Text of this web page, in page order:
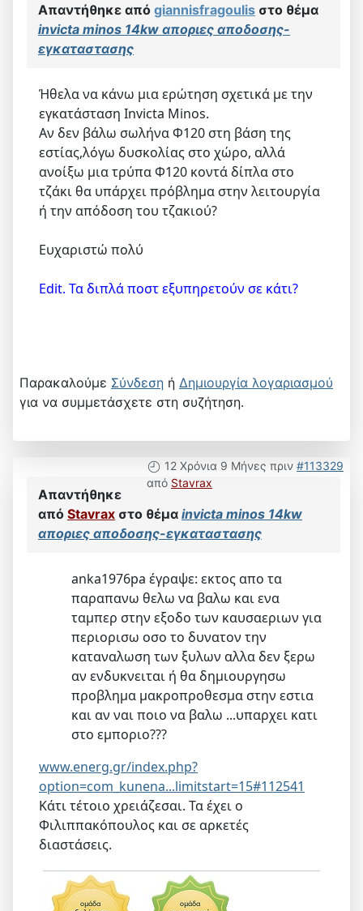
Απαντήθηκε από giannisfragoulis στο θέμα
invicta minos 14kw αποριες αποδοσης-
εγκαταστασης
Ήθελα να κάνω μια ερώτηση σχετικά με την
εγκατάσταση Ιnvicta Minos.
Αν δεν βάλω σωλήνα Φ120 στη βάση της
εστίας,λόγω δυσκολίας στο χώρο, αλλά
ανοίξω μια τρύπα Φ120 κοντά δίπλα στο
τζάκι θα υπάρχει πρόβλημα στην λειτουργία
ή την απόδοση του τζακιού?
Ευχαριστώ πολύ
Edit. Τα διπλά ποστ εξυπηρετούν σε κάτι?
Παρακαλούμε Σύνδεση ή Δημιουργία λογαριασμού
για να συμμετάσχετε στη συζήτηση.
12 Χρόνια 9 Μήνες πριν #113329
από Stavrax
Απαντήθηκε
από Stavrax στο θέμα invicta minos 14kw
αποριες αποδοσης-εγκαταστασης
anka1976pa έγραψε: εκτος απο τα
παραπανω θελω να βαλω και ενα
ταμπερ στην εξοδο των καυσαεριων για
περιορισω οσο το δυνατον την
καταναλωση των ξυλων αλλα δεν ξερω
αν ενδυκνειται ή θα δημιουργησω
προβλημα μακροπροθεσμα στην εστια
και αν ναι ποιο να βαλω ...υπαρχει κατι
στο εμποριο???
www.energ.gr/index.php?
option=com_kunena...limitstart=15#112541
Κάτι τέτοιο χρειάζεσαι. Τα έχει ο
Φιλιππακόπουλος και σε αρκετές
διαστάσεις.